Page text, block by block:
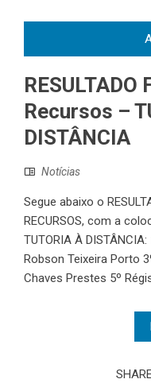
RESULTADO
Recursos –
DISTÂNCIA
Notícias
Segue abaixo o
RECURSOS, com a
TUTORIA À
Robson Teixeira Porto
Chaves Prestes 5º